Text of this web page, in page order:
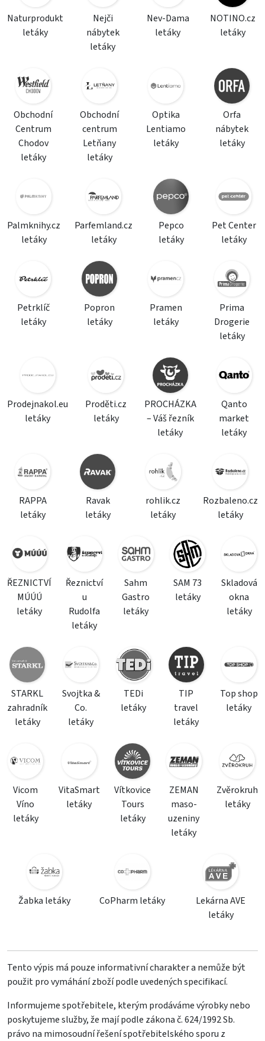
Naturprodukt
letáky
Nejči
nábytek
letáky
Nev-Dama
letáky
NOTINO.cz
letáky
Obchodní
Centrum
Chodov
letáky
Obchodní
centrum
Letňany
letáky
Optika
Lentiamo
letáky
Orfa
nábytek
letáky
Palmknihy.cz
letáky
Parfemland.cz
letáky
Pepco
letáky
Pet Center
letáky
Petrklíč
letáky
Popron
letáky
Pramen
letáky
Prima
Drogerie
letáky
Prodejnakol.eu
letáky
Proděti.cz
letáky
PROCHÁZKA
– Váš řezník
letáky
Qanto
market
letáky
RAPPA
letáky
Ravak
letáky
rohlik.cz
letáky
Rozbaleno.cz
letáky
ŘEZNICTVÍ
MÚÚÚ
letáky
Řeznictví
u
Rudolfa
letáky
Sahm
Gastro
letáky
SAM 73
letáky
Skladová
okna
letáky
STARKL
zahradník
letáky
Svojtka &
Co.
letáky
TEDi
letáky
TIP
travel
letáky
Top shop
letáky
Vicom
Víno
letáky
VitaSmart
letáky
Vítkovice
Tours
letáky
ZEMAN
maso-
uzeniny
letáky
Zvěrokruh
letáky
Žabka letáky CoPharm letáky
Lekárna AVE
letáky
Tento výpis má pouze informativní charakter a nemůže být
použit pro vymáhání zboží podle uvedených specifikací.
Informujeme spotřebitele, kterým prodáváme výrobky nebo
poskytujeme služby, že mají podle zákona č. 624/1992 Sb.
právo na mimosoudní řešení spotřebitelského sporu z